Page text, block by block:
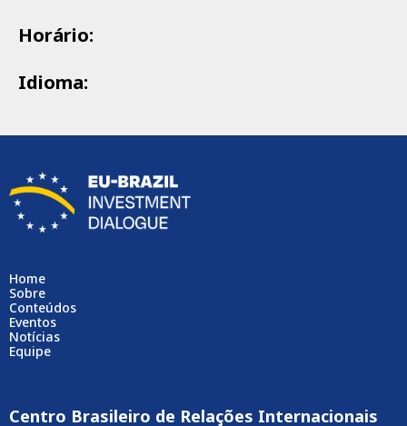
Horário:
Idioma:
Home
Sobre
Conteúdos
Eventos
Notícias
Equipe
Centro Brasileiro de Relações Internacionais